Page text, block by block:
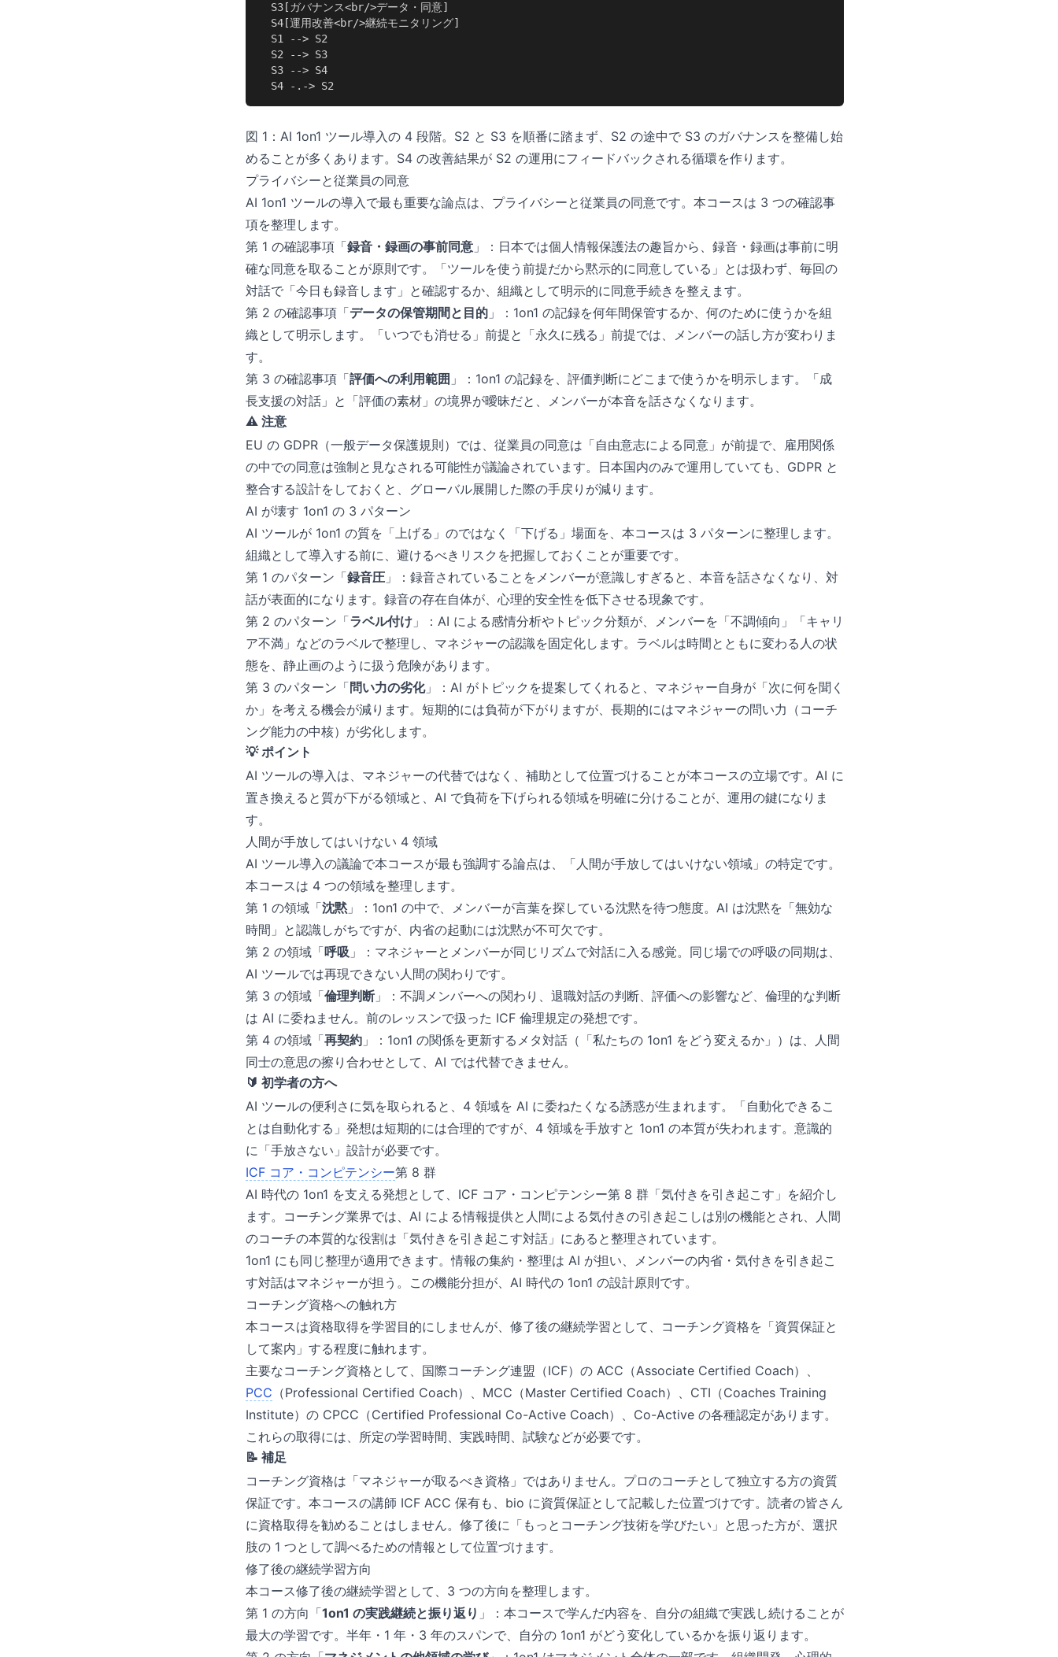
  S3[ガバナンス<br/>データ・同意]
  S4[運用改善<br/>継続モニタリング]
  S1 --> S2
  S2 --> S3
  S3 --> S4
  S4 -.-> S2
図 1：AI 1on1 ツール導入の 4 段階。S2 と S3 を順番に踏まず、S2 の途中で S3 のガバナンスを整備し始
めることが多くあります。S4 の改善結果が S2 の運用にフィードバックされる循環を作ります。
プライバシーと従業員の同意
AI 1on1 ツールの導入で最も重要な論点は、プライバシーと従業員の同意です。本コースは 3 つの確認事
項を整理します。
第 1 の確認事項「録音・録画の事前同意 」：日本では個人情報保護法の趣旨から、録音・録画は事前に明
確な同意を取ることが原則です。「ツールを使う前提だから黙示的に同意している」とは扱わず、毎回の
対話で「今日も録音します」と確認するか、組織として明示的に同意手続きを整えます。
第 2 の確認事項「データの保管期間と目的 」：1on1 の記録を何年間保管するか、何のために使うかを組
織として明示します。「いつでも消せる」前提と「永久に残る」前提では、メンバーの話し方が変わりま
す。
第 3 の確認事項「評価への利用範囲 」：1on1 の記録を、評価判断にどこまで使うかを明示します。「成
長支援の対話」と「評価の素材」の境界が曖昧だと、メンバーが本音を話さなくなります。
⚠️ 注意
EU の GDPR（一般データ保護規則）では、従業員の同意は「自由意志による同意」が前提で、雇用関係
の中での同意は強制と見なされる可能性が議論されています。日本国内のみで運用していても、GDPR と
整合する設計をしておくと、グローバル展開した際の手戻りが減ります。
AI が壊す 1on1 の 3 パターン
AI ツールが 1on1 の質を「上げる」のではなく「下げる」場面を、本コースは 3 パターンに整理します。
組織として導入する前に、避けるべきリスクを把握しておくことが重要です。
第 1 のパターン「録音圧 」：録音されていることをメンバーが意識しすぎると、本音を話さなくなり、対
話が表面的になります。録音の存在自体が、心理的安全性を低下させる現象です。
第 2 のパターン「ラベル付け 」：AI による感情分析やトピック分類が、メンバーを「不調傾向」「キャリ
ア不満」などのラベルで整理し、マネジャーの認識を固定化します。ラベルは時間とともに変わる人の状
態を、静止画のように扱う危険があります。
第 3 のパターン「問い力の劣化」：AI がトピックを提案してくれると、マネジャー自身が「次に何を聞く
か」を考える機会が減ります。短期的には負荷が下がりますが、長期的にはマネジャーの問い力（コーチ
ング能力の中核）が劣化します。
💡 ポイント
AI ツールの導入は、マネジャーの代替ではなく、補助として位置づけることが本コースの立場です。AI に
置き換えると質が下がる領域と、AI で負荷を下げられる領域を明確に分けることが、運用の鍵になりま
す。
人間が手放してはいけない 4 領域
AI ツール導入の議論で本コースが最も強調する論点は、「人間が手放してはいけない領域」の特定です。
本コースは 4 つの領域を整理します。
第 1 の領域「沈黙」：1on1 の中で、メンバーが言葉を探している沈黙を待つ態度。AI は沈黙を「無効な
時間」と認識しがちですが、内省の起動には沈黙が不可欠です。
第 2 の領域「呼吸 」：マネジャーとメンバーが同じリズムで対話に入る感覚。同じ場での呼吸の同期は、
AI ツールでは再現できない人間の関わりです。
第 3 の領域「倫理判断 」：不調メンバーへの関わり、退職対話の判断、評価への影響など、倫理的な判断
は AI に委ねません。前のレッスンで扱った ICF 倫理規定の発想です。
第 4 の領域「再契約 」：1on1 の関係を更新するメタ対話（「私たちの 1on1 をどう変えるか」）は、人間
同士の意思の擦り合わせとして、AI では代替できません。
🔰 初学者の方へ
AI ツールの便利さに気を取られると、4 領域を AI に委ねたくなる誘惑が生まれます。「自動化できるこ
とは自動化する」発想は短期的には合理的ですが、4 領域を手放すと 1on1 の本質が失われます。意識的
に「手放さない」設計が必要です。
ICF コア・コンピテンシー第 8 群
AI 時代の 1on1 を支える発想として、ICF コア・コンピテンシー第 8 群「気付きを引き起こす」を紹介し
ます。コーチング業界では、AI による情報提供と人間による気付きの引き起こしは別の機能とされ、人間
のコーチの本質的な役割は「気付きを引き起こす対話」にあると整理されています。
1on1 にも同じ整理が適用できます。情報の集約・整理は AI が担い、メンバーの内省・気付きを引き起こ
す対話はマネジャーが担う。この機能分担が、AI 時代の 1on1 の設計原則です。
コーチング資格への触れ方
本コースは資格取得を学習目的にしませんが、修了後の継続学習として、コーチング資格を「資質保証と
して案内」する程度に触れます。
主要なコーチング資格として、国際コーチング連盟（ICF）の ACC（Associate Certified Coach）、
PCC （Professional Certified Coach）、MCC（Master Certified Coach）、CTI（Coaches Training
Institute）の CPCC（Certified Professional Co-Active Coach）、Co-Active の各種認定があります。
これらの取得には、所定の学習時間、実践時間、試験などが必要です。
📝 補足
コーチング資格は「マネジャーが取るべき資格」ではありません。プロのコーチとして独立する方の資質
保証です。本コースの講師 ICF ACC 保有も、bio に資質保証として記載した位置づけです。読者の皆さん
に資格取得を勧めることはしません。修了後に「もっとコーチング技術を学びたい」と思った方が、選択
肢の 1 つとして調べるための情報として位置づけます。
修了後の継続学習方向
本コース修了後の継続学習として、3 つの方向を整理します。
第 1 の方向「1on1 の実践継続と振り返り 」：本コースで学んだ内容を、自分の組織で実践し続けることが
最大の学習です。半年・1 年・3 年のスパンで、自分の 1on1 がどう変化しているかを振り返ります。